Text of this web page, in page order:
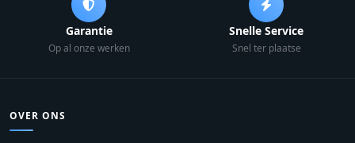
Garantie
Op al onze werken
Snelle Service
Snel ter plaatse
OVER ONS